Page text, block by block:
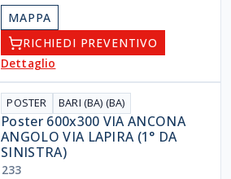
MAPPA
RICHIEDI PREVENTIVO
Dettaglio
POSTER BARI (BA) (BA)
Poster 600x300 VIA ANCONA
ANGOLO VIA LAPIRA (1° DA
SINISTRA)
233